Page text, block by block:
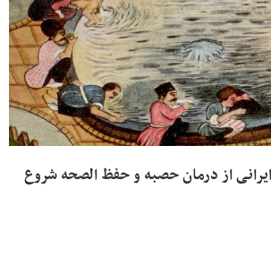
از درمان حصبه و حفظ الصحه شروع